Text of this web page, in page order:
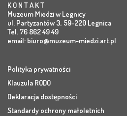
K O N T A K T
Muzeum Miedzi w Legnicy
ul. Partyzantów 3, 59-220 Legnica
Tel. 76 862 49 49
email: biuro@muzeum-miedzi.art.pl
Polityka prywatności
Klauzula RODO
Deklaracja dostępności
Standardy ochrony małoletnich